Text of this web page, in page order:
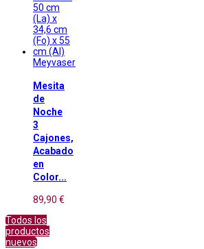
Meyvaser
Mesita
de
Noche
3
Cajones,
Acabado
en
Color...
89,90 €
Todos los
productos
nuevos